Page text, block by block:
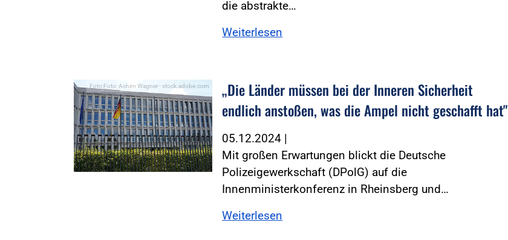
die abstrakte…
Weiterlesen
Foto:Foto: Achim Wagner - stock.adobe.com
„Die Länder müssen bei der Inneren Sicherheit
endlich anstoßen, was die Ampel nicht geschafft hat"
05.12.2024 |
Mit großen Erwartungen blickt die Deutsche
Polizeigewerkschaft (DPolG) auf die
Innenministerkonferenz in Rheinsberg und…
Weiterlesen